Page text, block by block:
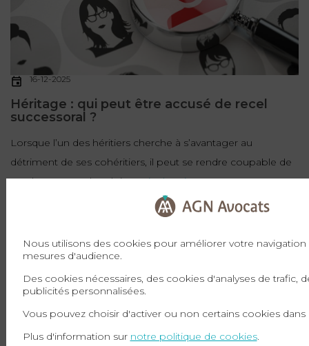
16-12-2025
Héritage : qui peut être accusé de recel
successoral ?
Lorsque l’un des héritiers cherche à s’avantager au
détriment de ses cohéritiers, il peut se rendre coupable de
recel successoral. La loi a ...Lire la suite
Nous utilisons des cookies pour améliorer votre navigation
mesures d'audience.
Des cookies nécessaires, des cookies d'analyses de trafic,
publicités personnalisées.
Vous pouvez choisir d'activer ou non certains cookies
Plus d'information sur notre politique de cookies.